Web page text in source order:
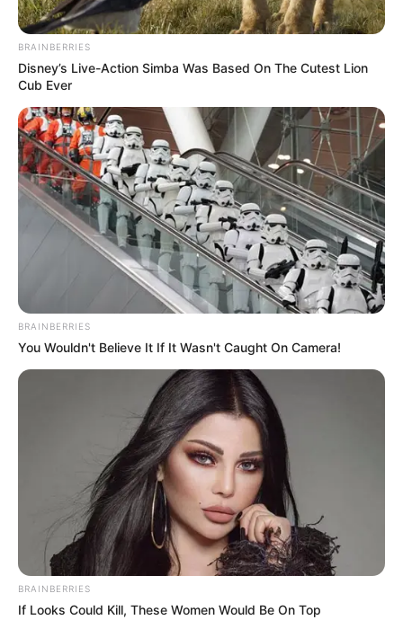
BRAINBERRIES
Disney’s Live-Action Simba Was Based On The Cutest Lion
Cub Ever
BRAINBERRIES
You Wouldn't Believe It If It Wasn't Caught On Camera!
BRAINBERRIES
If Looks Could Kill, These Women Would Be On Top